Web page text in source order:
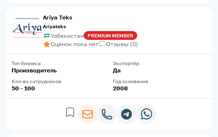
Ariya Teks
Ariyateks
Узбекистан PREMIUM MEMBER
Оценок пока нет Отзывы (0)
Тип бизнеса
Производитель
Экспортёр
Да
Кол-во сотрудников
50 - 100
Год основания
2008